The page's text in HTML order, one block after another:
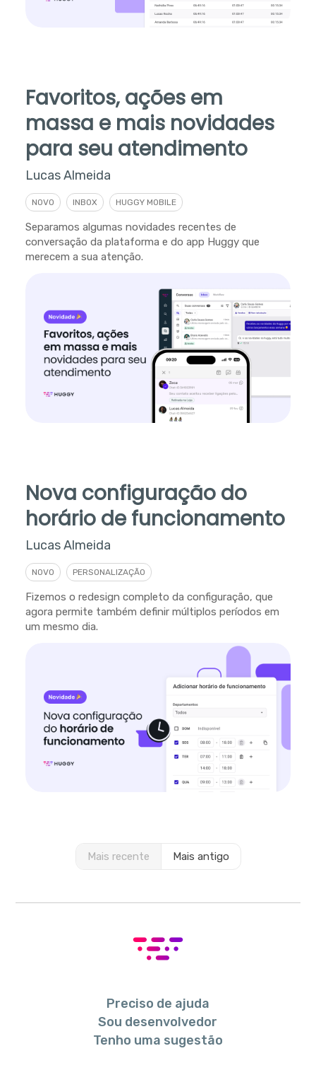
Favoritos, ações em
massa e mais novidades
para seu atendimento
Lucas Almeida
NOVO INBOX HUGGY MOBILE
Separamos algumas novidades recentes de
conversação da plataforma e do app Huggy que
merecem a sua atenção.
Nova configuração do
horário de funcionamento
Lucas Almeida
NOVO PERSONALIZAÇÃO
Fizemos o redesign completo da configuração, que
agora permite também definir múltiplos períodos em
um mesmo dia.
Mais recente Mais antigo
Preciso de ajuda
Sou desenvolvedor
Tenho uma sugestão